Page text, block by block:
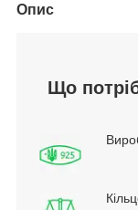
Опис
Що